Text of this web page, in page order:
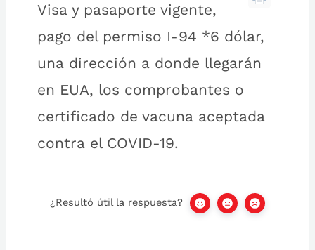
Visa y pasaporte vigente,
pago del permiso I-94 *6 dólar,
una dirección a donde llegarán
en EUA, los comprobantes o
certificado de vacuna aceptada
contra el COVID-19.
¿Resultó útil la respuesta?